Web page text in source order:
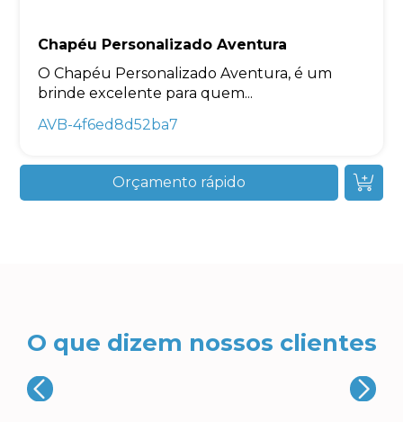
Chapéu Personalizado Aventura
O Chapéu Personalizado Aventura, é um
brinde excelente para quem...
AVB-4f6ed8d52ba7
Orçamento rápido
O que dizem nossos clientes